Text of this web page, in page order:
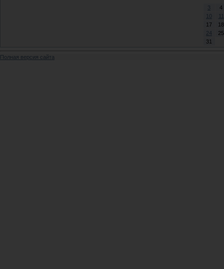
3
4
10
17
18
24
25
31
Полная версия сайта